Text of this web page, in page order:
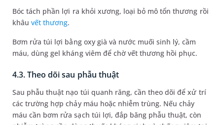
Bóc tách phần lợi ra khỏi xương, loại bỏ mô tổn thương rồi
khâuvết thương.
Bơm rửa túi lợi bằng oxy già và nước muối sinh lý, cầm
máu, dùng gel kháng viêm để chờ vết thương hồi phục.
4.3. Theo dõi sau phẫu thuật
Sau phẫu thuật nạo túi quanh răng, cần theo dõi để xử trí
các trường hợp chảy máu hoặc nhiễm trùng. Nếu chảy
máu cần bơm rửa sạch túi lợi, đắp băng phẫu thuật, còn